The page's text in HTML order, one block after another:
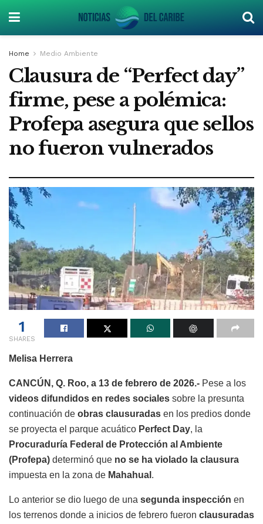
Home Medio Ambiente
Clausura de “Perfect day”
firme, pese a polémica:
Profepa asegura que sellos
no fueron vulnerados
1
SHARES
Melisa Herrera
CANCÚN, Q. Roo, a 13 de febrero de 2026.- Pese a los
videos difundidos en redes sociales sobre la presunta
continuación de obras clausuradas en los predios donde
se proyecta el parque acuático Perfect Day, la
Procuraduría Federal de Protección al Ambiente
(Profepa) determinó que no se ha violado la clausura
impuesta en la zona de Mahahual .
Lo anterior se dio luego de una segunda inspección en
los terrenos donde a inicios de febrero fueron clausuradas